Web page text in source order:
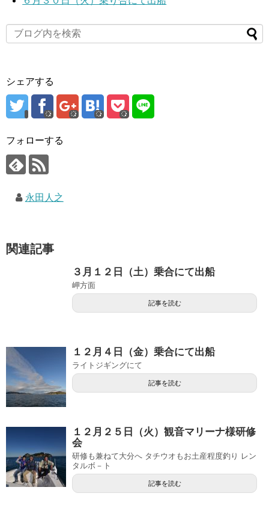
シェアする
フォローする
永田人之
関連記事
３月１２日（土）乗合にて出船
岬方面
記事を読む
１２月４日（金）乗合にて出船
ライトジギングにて
記事を読む
１２月２５日（火）観音マリーナ様研修
会
研修も兼ねて大分へ タチウオもお土産程度釣り レン
タルボ－ト
記事を読む